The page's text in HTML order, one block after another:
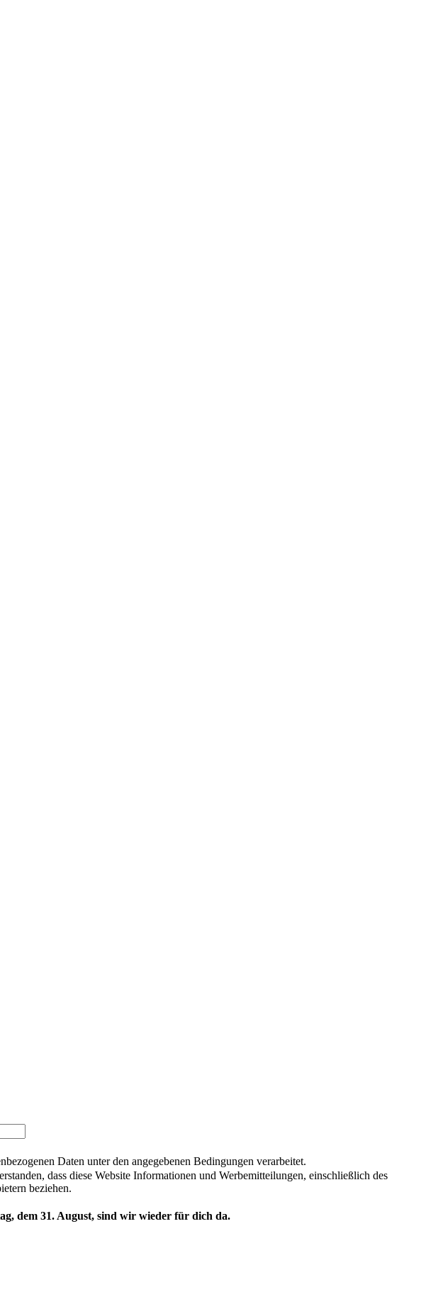
Daten unter den angegebenen Bedingungen verarbeitet.
dass diese Website Informationen und Werbemitteilungen, einschließlich des
beziehen.
dem 31. August, sind wir wieder für dich da.